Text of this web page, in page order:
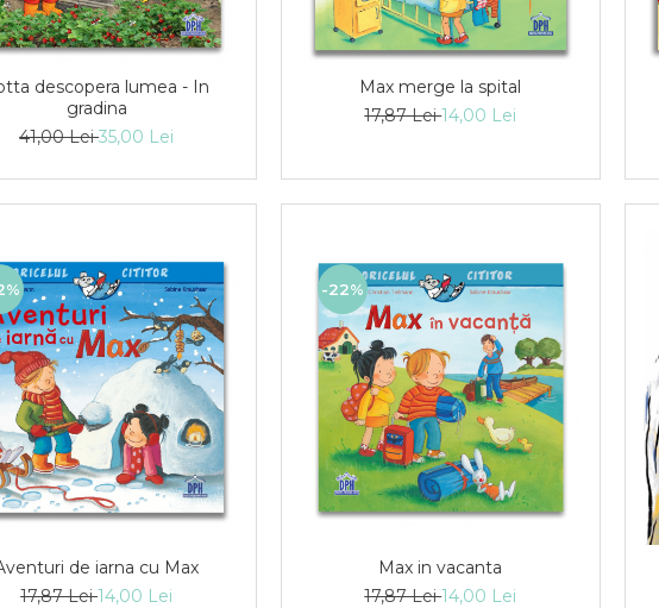
descopera lumea - In
gradina
41,00 Lei35,00 Lei
Max merge la spital
17,87 Lei14,00 Lei
de iarna cu Max
17,87 Lei14,00 Lei
-22%
Max in vacanta
17,87 Lei14,00 Lei